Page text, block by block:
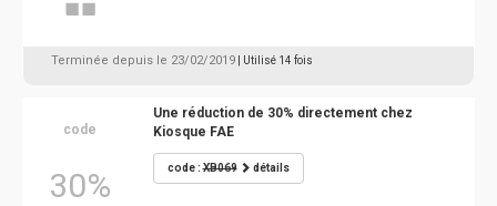
Terminée depuis le 23/02/2019 | Utilisé 14 fois
code
30%
Une réduction de 30% directement chez
Kiosque FAE
code :XB069 détails